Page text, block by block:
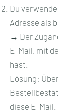
Du
Adresse als
→ Der
E-Mail, mit
hast.
Lösung:
diese E-Mail.